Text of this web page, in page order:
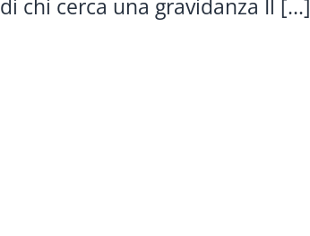
chi cerca una gravidanza Il [...]